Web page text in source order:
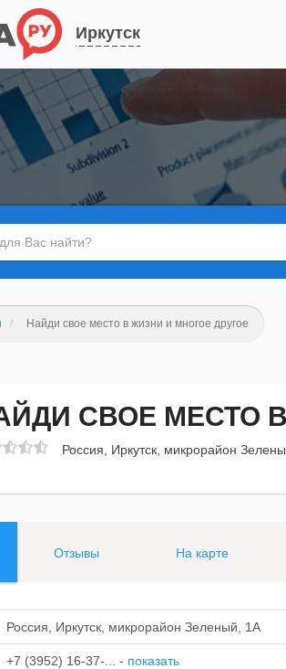
Иркутск
Найди свое место в жизни и многое другое
СВОЕ МЕСТО
Россия, Иркутск, микрорайон
Отзывы На карте
Россия, Иркутск, микрорайон Зеленый, 1А
+7 (3952) 16-37-... - показать